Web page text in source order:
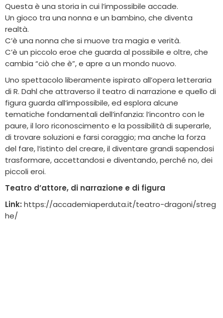
Questa è una storia in cui l’impossibile accade.
Un gioco tra una nonna e un bambino, che diventa
realtà.
C’è una nonna che si muove tra magia e verità.
C’è un piccolo eroe che guarda al possibile e oltre, che
cambia “ciò che è”, e apre a un mondo nuovo.
Uno spettacolo liberamente ispirato all’opera letteraria
di R. Dahl che attraverso il teatro di narrazione e quello di
figura guarda all’impossibile, ed esplora alcune
tematiche fondamentali dell’infanzia: l’incontro con le
paure, il loro riconoscimento e la possibilità di superarle,
di trovare soluzioni e farsi coraggio; ma anche la forza
del fare, l’istinto del creare, il diventare grandi sapendosi
trasformare, accettandosi e diventando, perché no, dei
piccoli eroi.
Teatro d’attore, di narrazione e di figura
Link: https://accademiaperduta.it/teatro-dragoni/streg
he/